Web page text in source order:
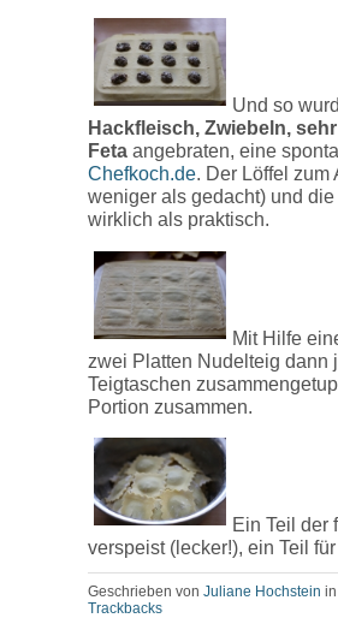
Und so
Hackfleisch, Zwiebeln,
Feta angebraten, eine
Chefkoch.de. Der Löffel
weniger als gedacht) und
wirklich als praktisch.
Mit Hilfe
zwei Platten Nudelteig
Teigtaschen
Portion zusammen.
Ein Teil der
verspeist (lecker!), ein Teil
Geschrieben vonJuliane Hochstein
Trackbacks